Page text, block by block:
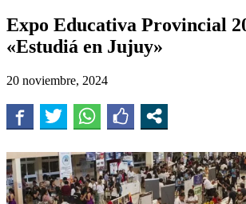
Expo Educativa Provincial
«Estudiá en Jujuy»
20 noviembre, 2024